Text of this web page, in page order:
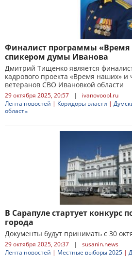
Финалист программы «Время
спикером думы Иванова
Дмитрий Тищенко является
кадрового проекта «Время наших»
ветеранов СВО Ивановкой области
29 октября 2025, 20:57 |
ivanovoobl.ru
Лента новостей | Коридоры власти |
область
В Сарапуле стартует конкурс
города
Документы будут принимать с 30
29 октября 2025, 20:37 |
susanin.news
Лента новостей | Местные выборы 2025 |